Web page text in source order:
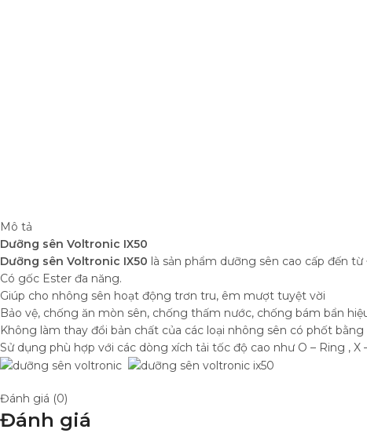
Mô tả
Dưỡng sên Voltronic IX50
Dưỡng sên Voltronic IX50 là sản phẩm dưỡng sên cao cấp đến từ
Có gốc Ester đa năng.
Giúp cho nhông sên hoạt động trơn tru, êm mượt tuyệt vời
Bảo vệ, chống ăn mòn sên, chống thấm nước, chống bám bẩn
Không làm thay đổi bản chất của các loại nhông sên có phốt bằng
Sử dụng phù hợp với các dòng xích tải tốc độ cao như O – Ring , X
Đánh giá (0)
Đánh giá